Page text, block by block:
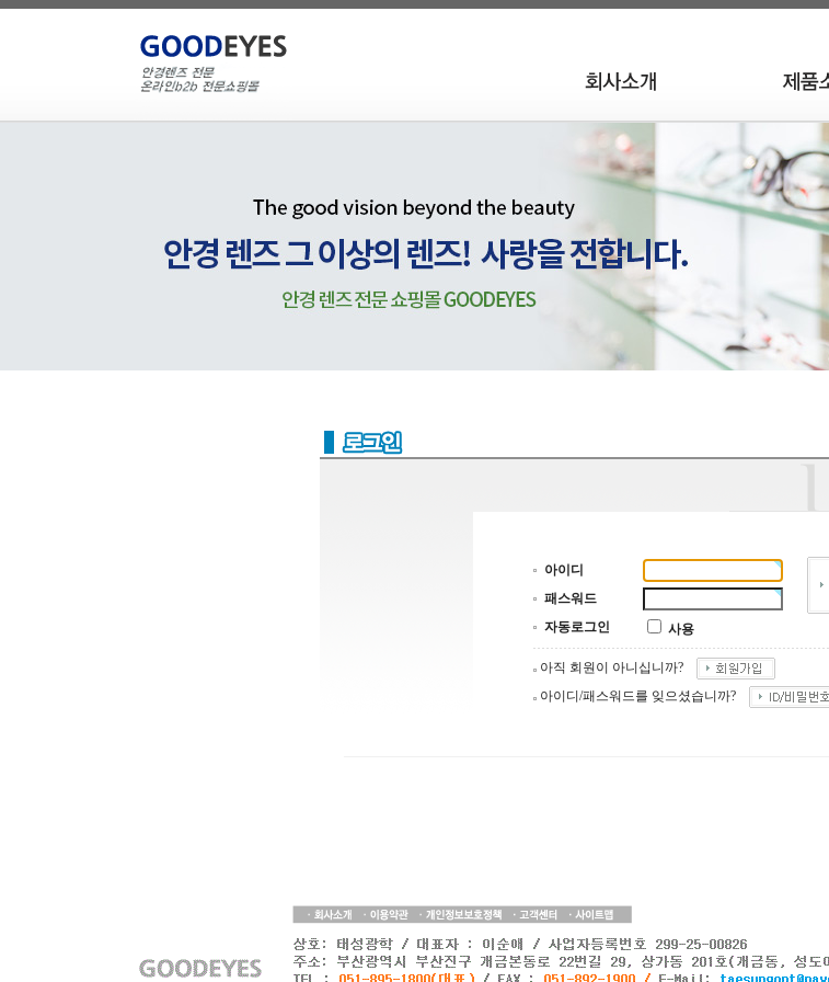
아이디
패스워드
자동로그인
사용
아직 회원이 아니십니까?
아이디/패스워드를 잊으셨습니까?